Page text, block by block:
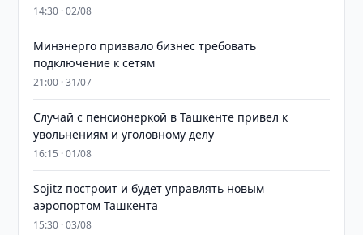
14:30 · 02/08
Минэнерго призвало бизнес требовать
подключение к сетям
21:00 · 31/07
Случай с пенсионеркой в Ташкенте привел к
увольнениям и уголовному делу
16:15 · 01/08
Sojitz построит и будет управлять новым
аэропортом Ташкента
15:30 · 03/08